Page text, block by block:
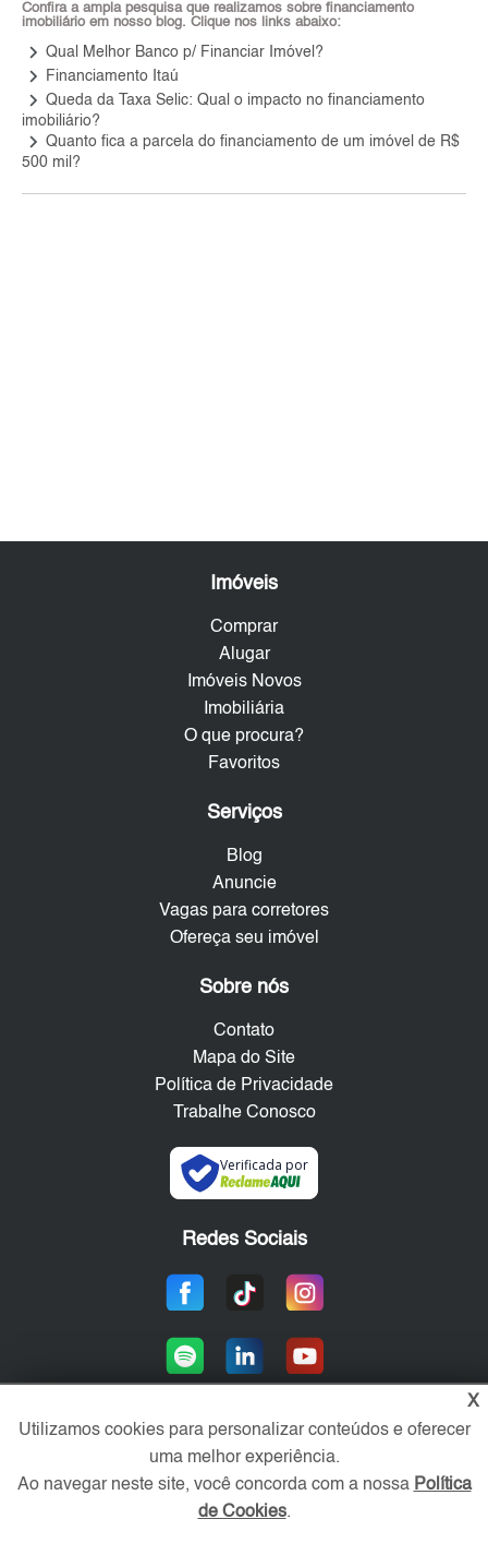
Confira a ampla pesquisa que realizamos sobre financiamento
imobiliário em nosso blog. Clique nos links abaixo:
keyboard_arrow_right Qual Melhor Banco p/ Financiar Imóvel?
keyboard_arrow_right Financiamento Itaú
keyboard_arrow_right Queda da Taxa Selic: Qual o impacto no financiamento
imobiliário?
keyboard_arrow_right Quanto fica a parcela do financiamento de um imóvel de R$
500 mil?
Imóveis
Comprar
Alugar
Imóveis Novos
Imobiliária
O que procura?
Favoritos
Serviços
Blog
Anuncie
Vagas para corretores
Ofereça seu imóvel
Sobre nós
Contato
Mapa do Site
Política de Privacidade
Trabalhe Conosco
Verificada por
Redes Sociais
Área exclusiva aos anunciantes,
acesse sua conta:
X
Utilizamos cookies para personalizar conteúdos e oferecer
uma melhor experiência.
Ao navegar neste site, você concorda com a nossa Política
de Cookies.